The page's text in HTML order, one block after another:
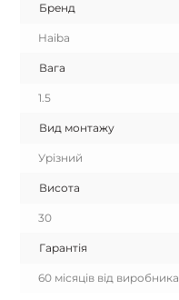
Бренд
Haiba
Вага
1.5
Вид монтажу
Урізний
Висота
30
Гарантія
60 місяців від виробника